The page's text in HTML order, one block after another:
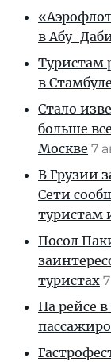
в Абу-
Туристам
в Стамбуле
Стало
больше
Москве 7
В Грузии
Сети
туристам
Посол
туристах
На рейсе